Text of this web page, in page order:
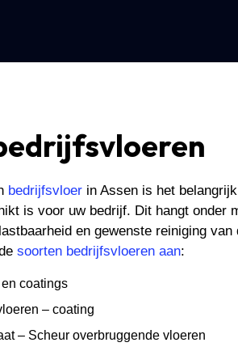
bedrijfsvloer in Assen is het
is voor uw bedrijf. Dit hangt onder
en gewenste reiniging van
soorten bedrijfsvloeren aan:
coatings
– coating
– Scheur overbruggende vloeren